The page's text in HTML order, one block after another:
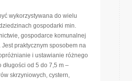
wykorzystywana do wielu
gospodarki min.
gospodarce komunalnej
praktycznym sposobem na
i ustawianie różnego
od 5 do 7,5 m –
skrzyniowych, cystern,